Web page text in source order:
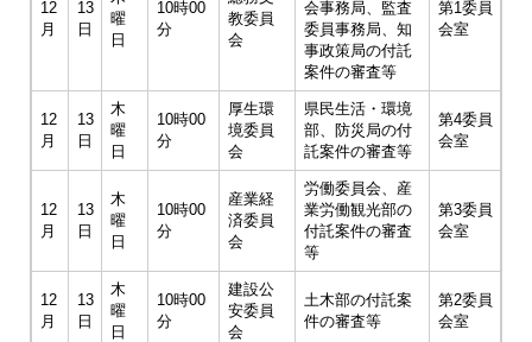
12
月
13
日
曜
日
10時00
分
教委員
会
会事務局、監査
委員事務局、知
事政策局の付託
案件の審査等
第1委員
会室
12
月
13
日
木
曜
日
10時00
分
厚生環
境委員
会
県民生活・環境
部、防災局の付
託案件の審査等
第4委員
会室
12
月
13
日
木
曜
日
10時00
分
産業経
済委員
会
労働委員会、産
業労働観光部の
付託案件の審査
等
第3委員
会室
12
月
13
日
木
曜
日
10時00
分
建設公
安委員
会
土木部の付託案
件の審査等
第2委員
会室